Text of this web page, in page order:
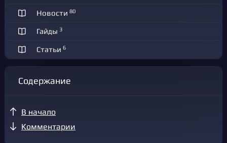
Новости 80
Гайды 3
Статьи 6
Содержание
В начало
Комментарии